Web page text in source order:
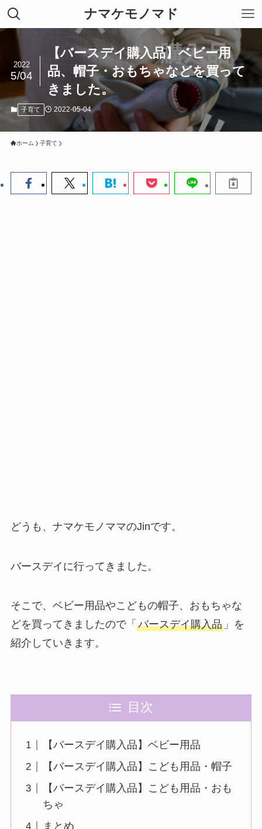
ナマケモノマド
【バースデイ購入品】ベビー用
品、帽子・おもちゃなどを買って
きました。
2022
5/04
子育て 2022-05-04
ホーム 子育て
どうも、ナマケモノママのJinです。
バースデイに行ってきました。
そこで、ベビー用品やこどもの帽子、おもちゃな
どを買ってきましたので「 バースデイ購入品」を
紹介していきます。
目次
【バースデイ購入品】ベビー用品
【バースデイ購入品】こども用品・帽子
【バースデイ購入品】こども用品・おも
ちゃ
まとめ